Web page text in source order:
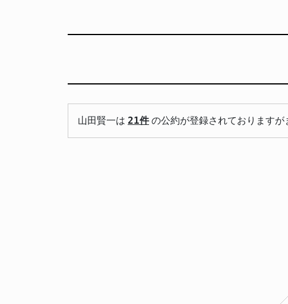
山田賢一は 21件 の公約が登録されておりますが